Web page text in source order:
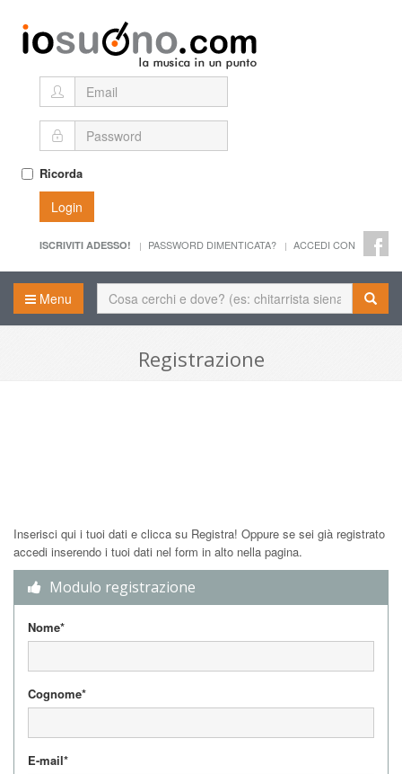
Ricorda
Login
ISCRIVITI ADESSO! PASSWORD DIMENTICATA? ACCEDI CON
Menu
Registrazione
Inserisci qui i tuoi dati e clicca su Registra! Oppure se sei già registrato
accedi inserendo i tuoi dati nel form in alto nella pagina.
Modulo registrazione
Nome*
Cognome*
E-mail*